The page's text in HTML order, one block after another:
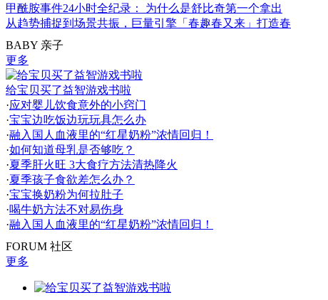
甲酰胺事件24小时全纪录： 为什么是舒比奇第一个拿出
从趋势捕捉到场景共振，巨量引擎「春趣春又来」打造春
BABY 亲子
更多
给宝贝买了益智游戏书啦
·应对婴儿饮食意外的小窍门
·宝宝边吃饭边玩玩具怎么办
·融入国人血液里的“红星奶粉”浓情回归！
·如何知道母乳是否够吃？
·夏季肝火旺 3大食疗方法清热降火
·夏季孩子食欲差怎么办？
·宝宝换奶粉为何拉肚子
·喝牛奶方法不对易伤身
·融入国人血液里的“红星奶粉”浓情回归！
FORUM 社区
更多